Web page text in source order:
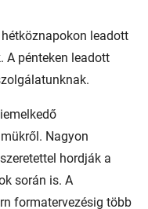
leadott
A pénteken leadott
Nagyon
hordják a
során is. A
formatervezésig több